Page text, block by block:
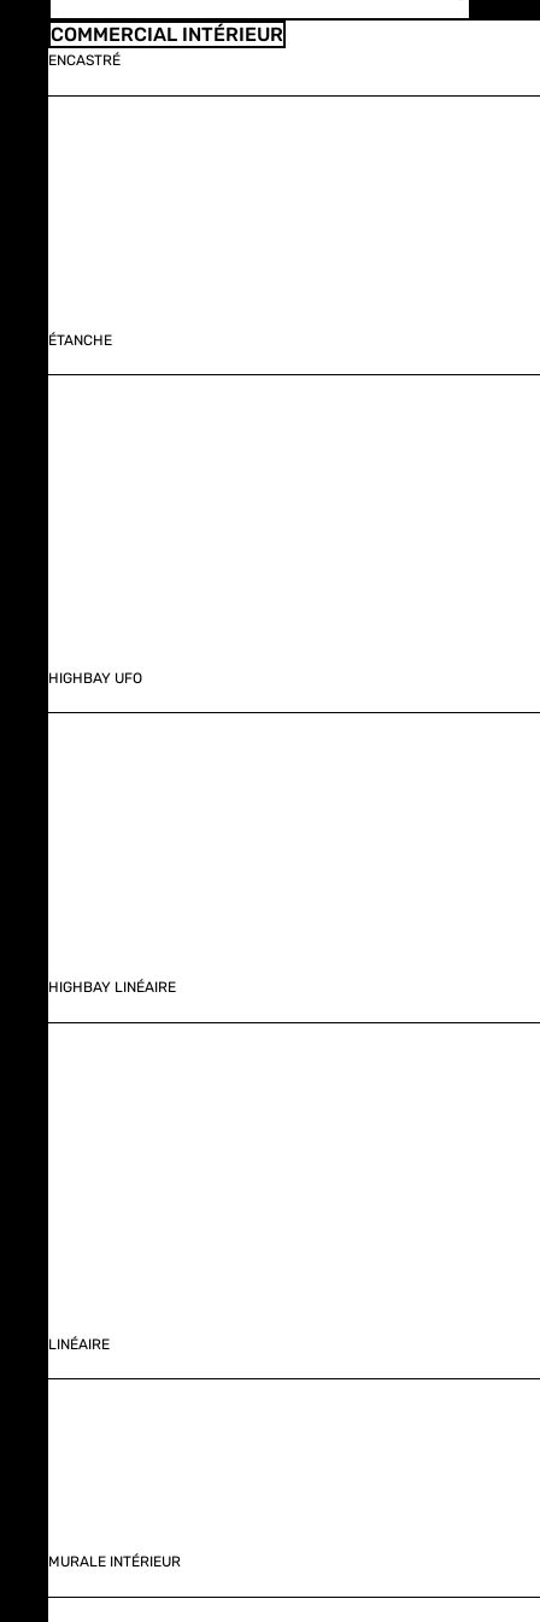
COMMERCIAL INTÉRIEUR
ENCASTRÉ
ÉTANCHE
HIGHBAY UFO
HIGHBAY LINÉAIRE
LINÉAIRE
MURALE INTÉRIEUR